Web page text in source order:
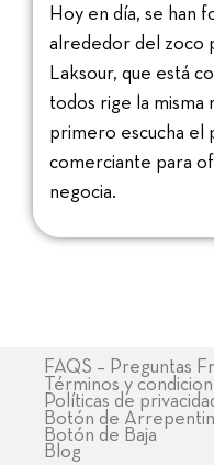
Hoy en día, se han
alrededor del zoco
Laksour, que está
todos rige la misma
primero escucha el
comerciante para
negocia.
FAQS – Preguntas
Términos y
Políticas de
Botón de
Botón de Baja
Blog